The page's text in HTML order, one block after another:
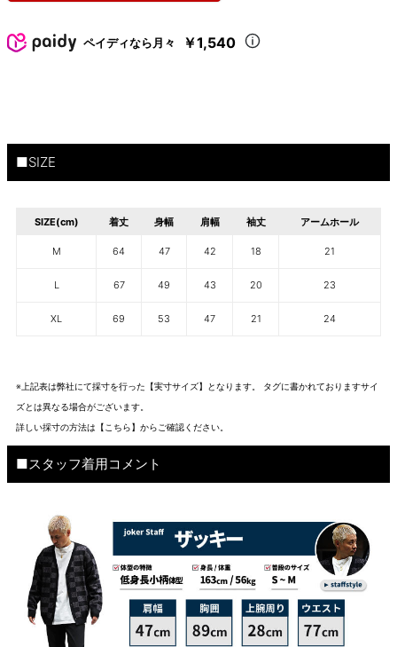
ペイディなら月々 ￥1,540
■SIZE
SIZE(cm) 着丈 身幅 肩幅 袖丈 アームホール
M 64 47 42 18 21
L 67 49 43 20 23
XL 69 53 47 21 24
※上記表は弊社にて採寸を行った【実寸サイズ】となります。 タグに書かれておりますサイ
ズとは異なる場合がございます。
詳しい採寸の方法は 【こちら】から ご確認ください。
■スタッフ着用コメント